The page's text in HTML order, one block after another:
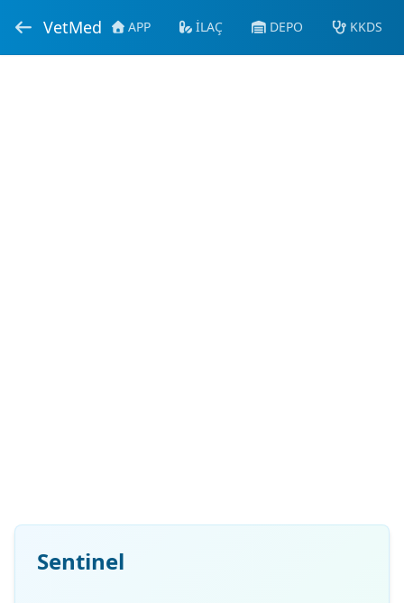
VetMed APP İLAÇ DEPO KKDS
Sentinel